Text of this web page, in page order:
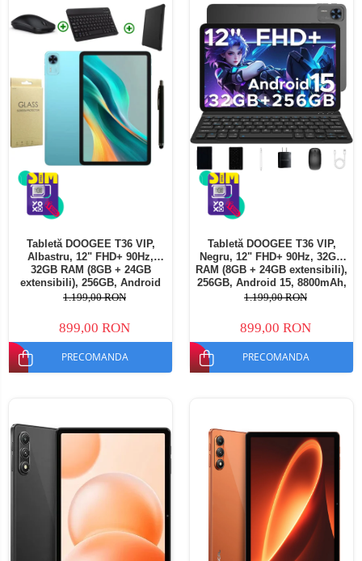
Tabletă DOOGEE T36 VIP,
Albastru, 12" FHD+ 90Hz,
32GB RAM (8GB + 24GB
extensibili), 256GB, Android
15, 8800mAh, Dual SIM
1.199,00 RON
899,00 RON
PRECOMANDA
Tabletă DOOGEE T36 VIP,
Negru, 12" FHD+ 90Hz, 32GB
RAM (8GB + 24GB extensibili),
256GB, Android 15, 8800mAh,
Dual SIM
1.199,00 RON
899,00 RON
PRECOMANDA